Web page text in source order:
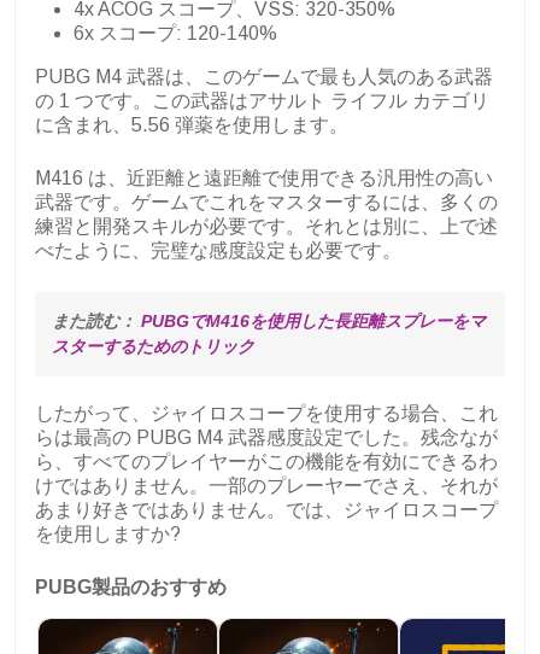
4x ACOG スコープ、VSS: 320-350%
6x スコープ: 120-140%
PUBG M4 武器は、このゲームで最も人気のある武器
の 1 つです。この武器はアサルト ライフル カテゴリ
に含まれ、5.56 弾薬を使用します。
M416 は、近距離と遠距離で使用できる汎用性の高い
武器です。ゲームでこれをマスターするには、多くの
練習と開発スキルが必要です。それとは別に、上で述
べたように、完璧な感度設定も必要です。
また読む： PUBGでM416を使用した長距離スプレーをマ
スターするためのトリック
したがって、ジャイロスコープを使用する場合、これ
らは最高の PUBG M4 武器感度設定でした。残念なが
ら、すべてのプレイヤーがこの機能を有効にできるわ
けではありません。一部のプレーヤーでさえ、それが
あまり好きではありません。では、ジャイロスコープ
を使用しますか?
PUBG製品のおすすめ